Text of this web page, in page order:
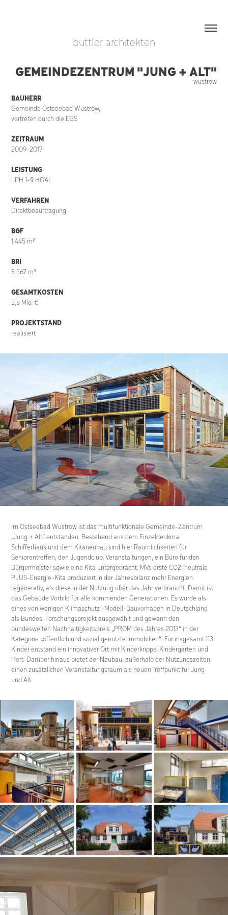
buttler architekten
GEMEINDEZENTRUM "JUNG + ALT"
wustrow
BAUHERR
Gemeinde Ostseebad Wustrow,
vertreten durch die EGS
ZEITRAUM
2009-2017
LEISTUNG
LPH 1-9 HOAI
VERFAHREN
Direktbeauftragung
BGF
1.445 m²
BRI
5.367 m³
GESAMTKOSTEN
3,8 Mio. €
PROJEKTSTAND
realisiert
Im Ostseebad Wustrow ist das multifunktionale Gemeinde-Zentrum
„Jung + Alt“ entstanden. Bestehend aus dem Einzeldenkmal
Schifferhaus und dem Kitaneubau sind hier Räumlichkeiten für
Seniorentreffen, den Jugendclub, Veranstaltungen, ein Büro für den
Bürgermeister sowie eine Kita untergebracht. MVs erste CO2-neutrale
PLUS-Energie-Kita produziert in der Jahresbilanz mehr Energien
regenerativ, als diese in der Nutzung über das Jahr verbraucht. Damit ist
das Gebäude Vorbild für alle kommenden Generationen. Es wurde als
eines von wenigen Klimaschutz -Modell-Bauvorhaben in Deutschland
als Bundes-Forschungsprojekt ausgewählt und gewann den
bundesweiten Nachhaltigkeitspreis „PROM des Jahres 2013“ in der
Kategorie „öffentlich und sozial genutzte Immobilien“. Für insgesamt 113
Kinder entstand ein innovativer Ort mit Kinderkrippe, Kindergarten und
Hort. Darüber hinaus bietet der Neubau, außerhalb der Nutzungszeiten,
einen zusätzlichen Veranstaltungsraum als neuen Treffpunkt für Jung
und Alt.